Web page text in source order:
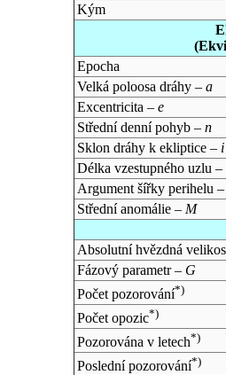
Kým
Epocha
Velká poloosa dráhy – a
Excentricita – e
Střední denní pohyb – n
Sklon dráhy k ekliptice – i
Délka vzestupného uzlu –
Argument šířky perihelu
Střední anomálie – M
Absolutní hvězdná
Fázový parametr – G
Počet pozorování*)
Počet opozic*)
Pozorována v letech*)
Poslední pozorování*)